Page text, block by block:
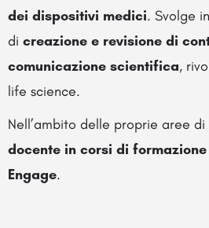
dei dispositivi medici. Svolge
di creazione e revisione di
comunicazione scientifica,
life science.
Nell’ambito delle proprie aree
docente in corsi di
Engage.